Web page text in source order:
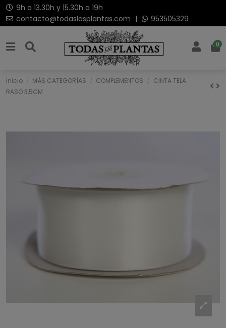
9h a 13.30h y 15.30h a 19h
contacto@todaslasplantas.com | 953505329
0
Inicio MÁS CATEGORÍAS COMPLEMENTOS
CINTA TELA
RASO 3,5CM